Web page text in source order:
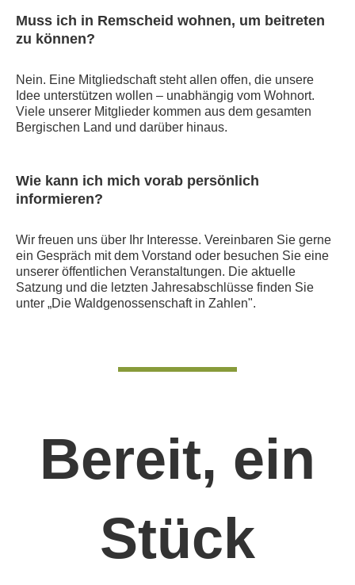
Muss ich in Remscheid wohnen, um beitreten
zu können?
Nein. Eine Mitgliedschaft steht allen offen, die unsere
Idee unterstützen wollen – unabhängig vom Wohnort.
Viele unserer Mitglieder kommen aus dem gesamten
Bergischen Land und darüber hinaus.
Wie kann ich mich vorab persönlich
informieren?
Wir freuen uns über Ihr Interesse. Vereinbaren Sie gerne
ein Gespräch mit dem Vorstand oder besuchen Sie eine
unserer öffentlichen Veranstaltungen. Die aktuelle
Satzung und die letzten Jahresabschlüsse finden Sie
unter „Die Waldgenossenschaft in Zahlen".
Bereit, ein
Stück